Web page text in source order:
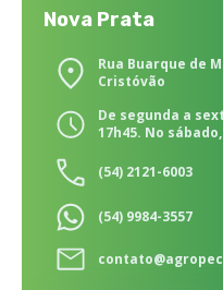
Nova Prata
Rua Buarque de
Cristóvão
De segunda a
17h45. No
(54) 2121-6003
(54) 9984-3557